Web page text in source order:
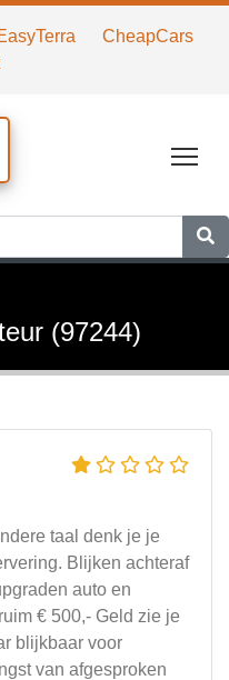
CheapCars
(97244)
taal denk je je
Blijken achteraf
auto en
€ 500,- Geld zie je
blijkbaar voor
van afgesproken